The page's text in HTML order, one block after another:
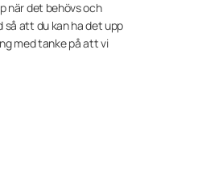
när det behövs och
så att du kan ha det upp
med tanke på att vi